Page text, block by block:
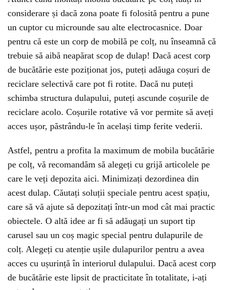
considerare și dacă zona poate fi folosită pentru a pune
un cuptor cu microunde sau alte electrocasnice. Doar
pentru că este un corp de mobilă pe colț, nu înseamnă că
trebuie să aibă neapărat scop de dulap! Dacă acest corp
de bucătărie este poziționat jos, puteți adăuga coșuri de
reciclare selectivă care pot fi rotite. Dacă nu puteți
schimba structura dulapului, puteți ascunde coșurile de
reciclare acolo. Coșurile rotative vă vor permite să aveți
acces ușor, păstrându-le în același timp ferite vederii.
Astfel, pentru a profita la maximum de mobila bucătărie
pe colț, vă recomandăm să alegeți cu grijă articolele pe
care le veți depozita aici. Minimizați dezordinea din
acest dulap. Căutați soluții speciale pentru acest spațiu,
care să vă ajute să depozitați într-un mod cât mai practic
obiectele. O altă idee ar fi să adăugați un suport tip
carusel sau un coș magic special pentru dulapurile de
colț. Alegeți cu atenție ușile dulapurilor pentru a avea
acces cu ușurință în interiorul dulapului. Dacă acest corp
de bucătărie este lipsit de practicitate în totalitate, i-ați